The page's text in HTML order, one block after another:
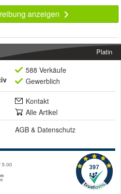
anzeigen
Platin
588 Verkäufe
Gewerblich
Kontakt
Alle Artikel
AGB & Datenschutz